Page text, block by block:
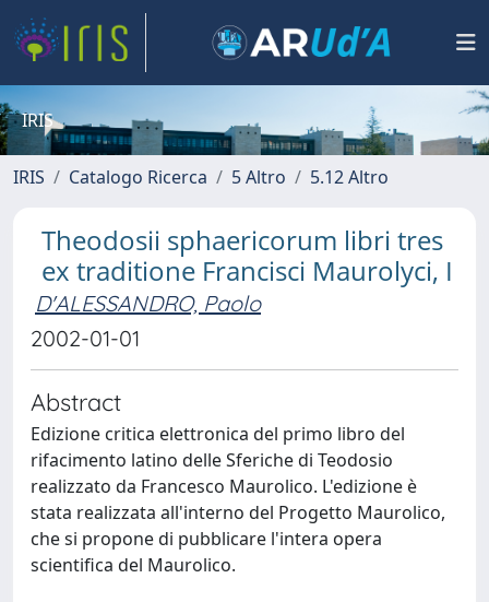
IRIS
IRIS Catalogo Ricerca 5 Altro 5.12 Altro
Theodosii sphaericorum libri tres
ex traditione Francisci Maurolyci, I
D'ALESSANDRO, Paolo
2002-01-01
Abstract
Edizione critica elettronica del primo libro del
rifacimento latino delle Sferiche di Teodosio
realizzato da Francesco Maurolico. L'edizione è
stata realizzata all'interno del Progetto Maurolico,
che si propone di pubblicare l'intera opera
scientifica del Maurolico.